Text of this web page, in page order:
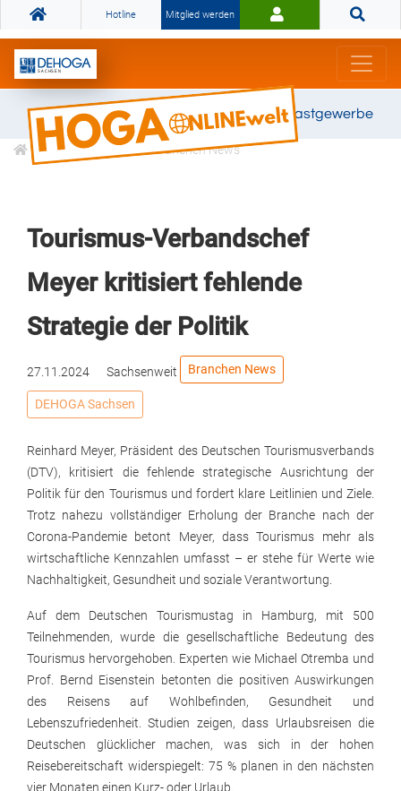
Hotline Mitglied werden
Gemeinsam stark für das Gastgewerbe
Informationen Branchen News
Tourismus-Verbandschef
Meyer kritisiert fehlende
Strategie der Politik
27.11.2024 Sachsenweit Branchen News
DEHOGA Sachsen
Reinhard Meyer, Präsident des Deutschen Tourismusverbands
(DTV), kritisiert die fehlende strategische Ausrichtung der
Politik für den Tourismus und fordert klare Leitlinien und Ziele.
Trotz nahezu vollständiger Erholung der Branche nach der
Corona-Pandemie betont Meyer, dass Tourismus mehr als
wirtschaftliche Kennzahlen umfasst – er stehe für Werte wie
Nachhaltigkeit, Gesundheit und soziale Verantwortung.
Auf dem Deutschen Tourismustag in Hamburg, mit 500
Teilnehmenden, wurde die gesellschaftliche Bedeutung des
Tourismus hervorgehoben. Experten wie Michael Otremba und
Prof. Bernd Eisenstein betonten die positiven Auswirkungen
des Reisens auf Wohlbefinden, Gesundheit und
Lebenszufriedenheit. Studien zeigen, dass Urlaubsreisen die
Deutschen glücklicher machen, was sich in der hohen
Reisebereitschaft widerspiegelt: 75 % planen in den nächsten
vier Monaten einen Kurz- oder Urlaub.